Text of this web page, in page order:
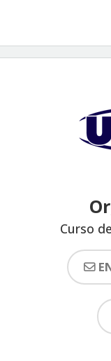
Curso